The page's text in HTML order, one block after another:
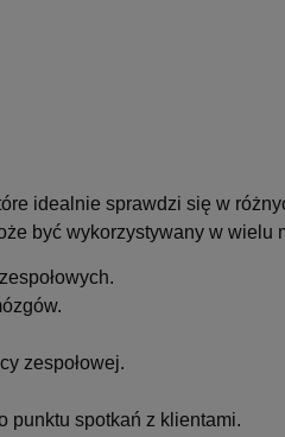
idealnie sprawdzi się w
być wykorzystywany w wielu
zespołowej.
punktu spotkań z klientami.